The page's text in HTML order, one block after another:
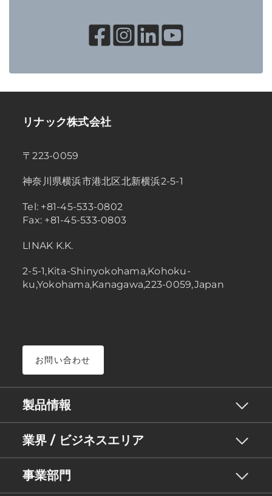
リナック株式会社
〒223-0059
神奈川県横浜市港北区北新横浜2-5-1
Tel: +81-45-533-0802
Fax: +81-45-533-0803
LINAK K.K.
2-5-1,Kita-Shinyokohama,Kohoku-
ku,Yokohama,Kanagawa,223-0059,Japan
お問い合わせ
製品情報
業界 / ビジネスエリア
事業部門